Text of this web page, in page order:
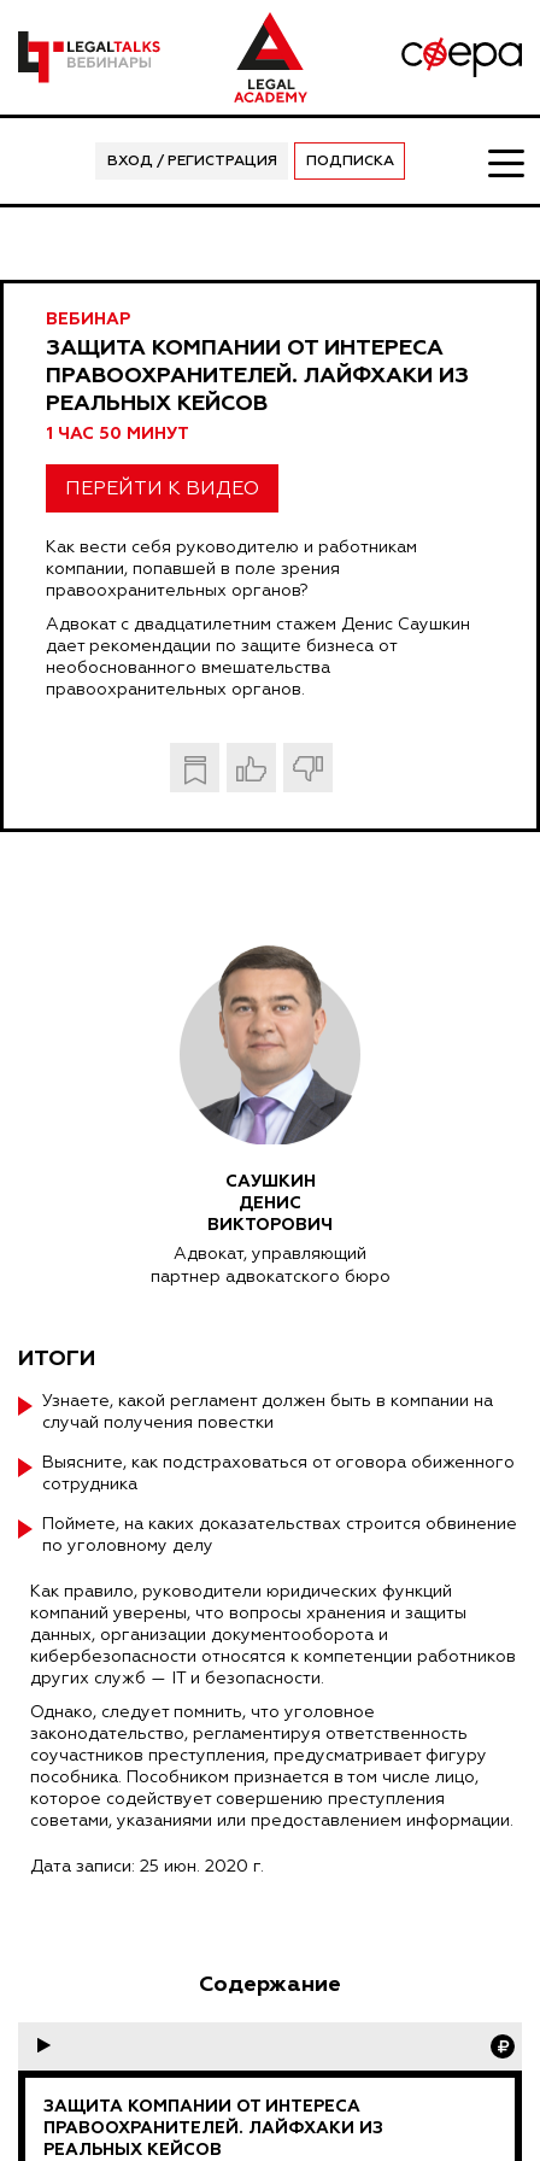
ВХОД / РЕГИСТРАЦИЯ ПОДПИСКА
ВЕБИНАР
ЗАЩИТА КОМПАНИИ ОТ ИНТЕРЕСА
ПРАВООХРАНИТЕЛЕЙ. ЛАЙФХАКИ ИЗ
РЕАЛЬНЫХ КЕЙСОВ
1 ЧАС 50 МИНУТ
ПЕРЕЙТИ К ВИДЕО
Как вести себя руководителю и работникам
компании, попавшей в поле зрения
правоохранительных органов?
Адвокат с двадцатилетним стажем Денис Саушкин
дает рекомендации по защите бизнеса от
необоснованного вмешательства
правоохранительных органов.
САУШКИН
ДЕНИС
ВИКТОРОВИЧ
Адвокат, управляющий
партнер адвокатского бюро
ИТОГИ
Узнаете, какой регламент должен быть в компании на
случай получения повестки
Выясните, как подстраховаться от оговора обиженного
сотрудника
Поймете, на каких доказательствах строится обвинение
по уголовному делу
Как правило, руководители юридических функций
компаний уверены, что вопросы хранения и защиты
данных, организации документооборота и
кибербезопасности относятся к компетенции работников
других служб — IT и безопасности.
Однако, следует помнить, что уголовное
законодательство, регламентируя ответственность
соучастников преступления, предусматривает фигуру
пособника. Пособником признается в том числе лицо,
которое содействует совершению преступления
советами, указаниями или предоставлением информации.
Дата записи: 25 июн. 2020 г.
Содержание
ЗАЩИТА КОМПАНИИ ОТ ИНТЕРЕСА
ПРАВООХРАНИТЕЛЕЙ. ЛАЙФХАКИ ИЗ
РЕАЛЬНЫХ КЕЙСОВ